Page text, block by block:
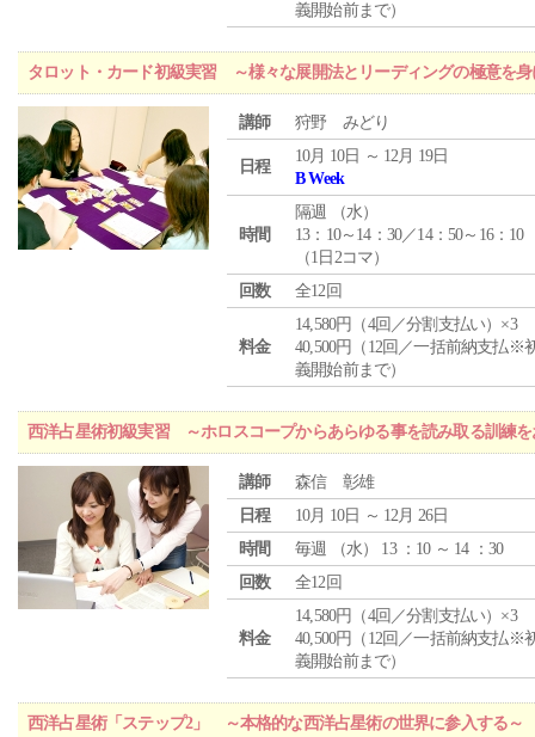
義開始前まで）
タロット・カード初級実習 ～様々な展開法とリーディングの極意を身
講師 狩野 みどり
日程
10月 10日 ～ 12月 19日
B Week
時間
隔週 （水）
13：10～14：30／14：50～16：10
（1日2コマ）
回数
全12回
料金
14,580円（4回／分割支払い）×3
40,500円（12回／一括前納支払※
義開始前まで）
西洋占星術初級実習 ～ホロスコープからあらゆる事を読み取る訓練を
講師
森信 彰雄
日程
10月 10日 ～ 12月 26日
時間
毎週 （水） 13 ：10 ～ 14 ：30
回数
全12回
料金
14,580円（4回／分割支払い）×3
40,500円（12回／一括前納支払※
義開始前まで）
西洋占星術「ステップ2」 ～本格的な西洋占星術の世界に参入する～